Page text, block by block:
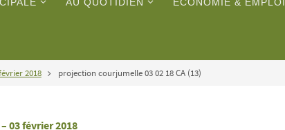
2018 projection courjumelle 03 02 18 CA (13)
03 février 2018